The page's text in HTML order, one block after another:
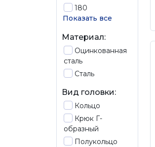
180
Показать все
Материал:
Оцинкованная
сталь
Сталь
Вид головки:
Кольцо
Крюк Г-
образный
Полукольцо